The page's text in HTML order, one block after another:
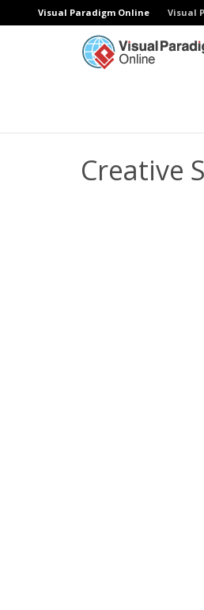
Visual Paradigm Online Visual
Creative